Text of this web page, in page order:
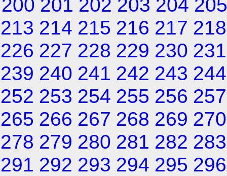
200 201 202 203 204 205
213 214 215 216 217 218
226 227 228 229 230 231
239 240 241 242 243 244
252 253 254 255 256 257
265 266 267 268 269 270
278 279 280 281 282 283
291 292 293 294 295 296